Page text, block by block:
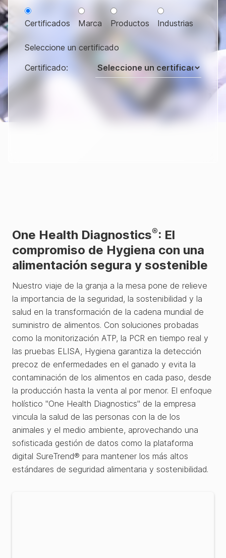
Certificados Marca Productos Industrias
Seleccione un certificado
Certificado:
One Health Diagnostics®: El
compromiso de Hygiena con una
alimentación segura y sostenible
Nuestro viaje de la granja a la mesa pone de relieve
la importancia de la seguridad, la sostenibilidad y la
salud en la transformación de la cadena mundial de
suministro de alimentos. Con soluciones probadas
como la monitorización ATP, la PCR en tiempo real y
las pruebas ELISA, Hygiena garantiza la detección
precoz de enfermedades en el ganado y evita la
contaminación de los alimentos en cada paso, desde
la producción hasta la venta al por menor. El enfoque
holístico "One Health Diagnostics" de la empresa
vincula la salud de las personas con la de los
animales y el medio ambiente, aprovechando una
sofisticada gestión de datos como la plataforma
digital SureTrend® para mantener los más altos
estándares de seguridad alimentaria y sostenibilidad.